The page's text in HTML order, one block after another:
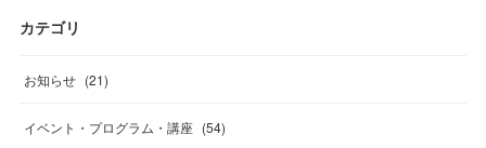
カテゴリ
お知らせ (21)
イベント・プログラム・講座 (54)